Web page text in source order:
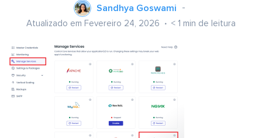
Sandhya Goswami
Atualizado em Fevereiro 24, 2026 < 1 min de leitura